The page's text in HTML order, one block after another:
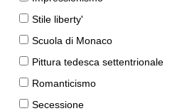
Stile liberty'
Scuola di Monaco
Pittura tedesca settentrionale
Romanticismo
Secessione